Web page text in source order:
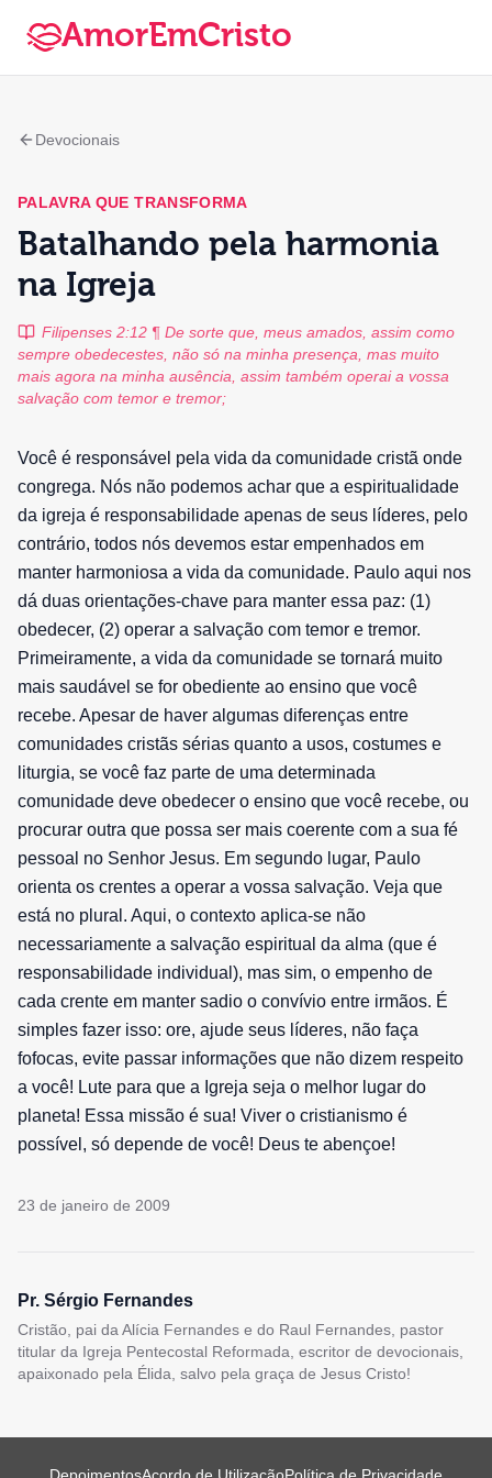
AmorEmCristo
Devocionais
PALAVRA QUE TRANSFORMA
Batalhando pela harmonia
na Igreja
Filipenses 2:12 ¶ De sorte que, meus amados, assim como
sempre obedecestes, não só na minha presença, mas muito
mais agora na minha ausência, assim também operai a vossa
salvação com temor e tremor;
Você é responsável pela vida da comunidade cristã onde
congrega. Nós não podemos achar que a espiritualidade
da igreja é responsabilidade apenas de seus líderes, pelo
contrário, todos nós devemos estar empenhados em
manter harmoniosa a vida da comunidade. Paulo aqui nos
dá duas orientações-chave para manter essa paz: (1)
obedecer, (2) operar a salvação com temor e tremor.
Primeiramente, a vida da comunidade se tornará muito
mais saudável se for obediente ao ensino que você
recebe. Apesar de haver algumas diferenças entre
comunidades cristãs sérias quanto a usos, costumes e
liturgia, se você faz parte de uma determinada
comunidade deve obedecer o ensino que você recebe, ou
procurar outra que possa ser mais coerente com a sua fé
pessoal no Senhor Jesus. Em segundo lugar, Paulo
orienta os crentes a operar a vossa salvação. Veja que
está no plural. Aqui, o contexto aplica-se não
necessariamente a salvação espiritual da alma (que é
responsabilidade individual), mas sim, o empenho de
cada crente em manter sadio o convívio entre irmãos. É
simples fazer isso: ore, ajude seus líderes, não faça
fofocas, evite passar informações que não dizem respeito
a você! Lute para que a Igreja seja o melhor lugar do
planeta! Essa missão é sua! Viver o cristianismo é
possível, só depende de você! Deus te abençoe!
23 de janeiro de 2009
Pr. Sérgio Fernandes
Cristão, pai da Alícia Fernandes e do Raul Fernandes, pastor
titular da Igreja Pentecostal Reformada, escritor de devocionais,
apaixonado pela Élida, salvo pela graça de Jesus Cristo!